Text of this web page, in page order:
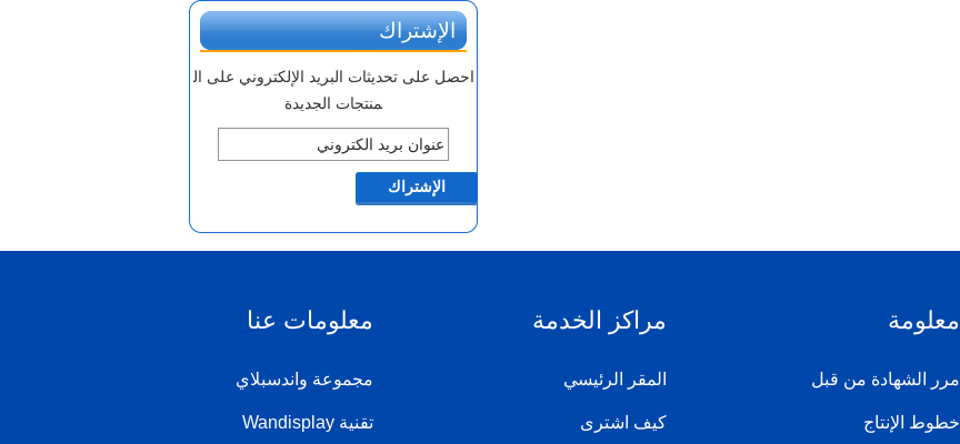
الإشتراك
احصل على تحديثات البريد الإلكتروني على ال
منتجات الجديدة
معلومات عنا
مجموعة واندسبلاي
تقنية Wandisplay
مراكز الخدمة
المقر الرئيسي
كيف اشترى
معلومة
مرر الشهادة من قبل
خطوط الإنتاج